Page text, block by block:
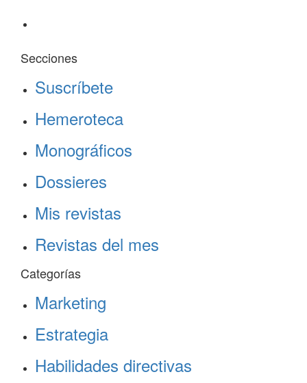
Secciones
Suscríbete
Hemeroteca
Monográficos
Dossieres
Mis revistas
Revistas del mes
Categorías
Marketing
Estrategia
Habilidades directivas